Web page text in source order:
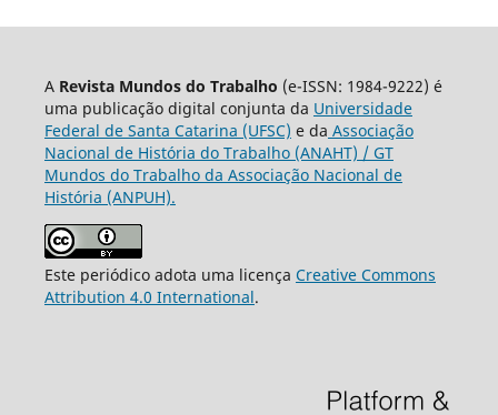
A Revista Mundos do Trabalho (e-ISSN: 1984-9222) é
uma publicação digital conjunta da Universidade
Federal de Santa Catarina (UFSC) e da Associação
Nacional de História do Trabalho (ANAHT) / GT
Mundos do Trabalho da Associação Nacional de
História (ANPUH).
Este periódico adota uma licença Creative Commons
Attribution 4.0 International.